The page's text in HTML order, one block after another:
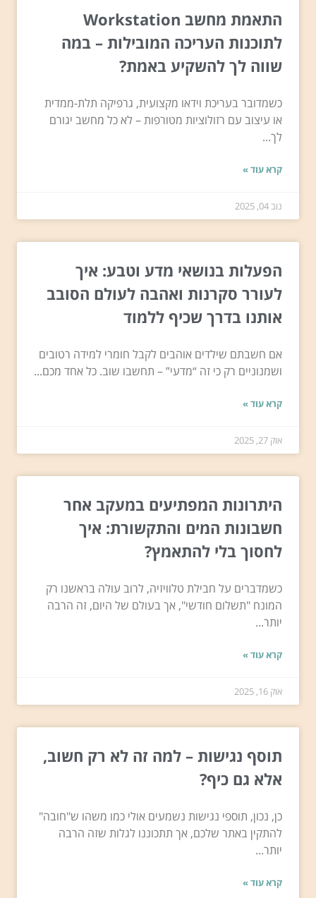
התאמת מחשב Workstation
לתוכנות העריכה המובילות – במה
שווה לך להשקיע באמת?
כשמדובר בעריכת וידאו מקצועית, גרפיקה תלת-ממדית
או עיצוב עם רזולוציות מטורפות – לא כל מחשב יגורם
לך...
קרא עוד »
נוב 04, 2025
הפעלות בנושאי מדע וטבע: איך
לעורר סקרנות ואהבה לעולם הסובב
אותנו בדרך שכיף ללמוד
אם חשבתם שילדים אוהבים לקבל חומרי למידה רטובים
ושמנוניים רק כי זה “מדעי” – תחשבו שוב. כל אחד מכם...
קרא עוד »
אוק 27, 2025
היתרונות המפתיעים במעקב אחר
חשבונות המים והתקשורת: איך
לחסוך בלי להתאמץ?
כשמדברים על חבילת טלוויזיה, לרוב עולה בראשנו רק
המונח "תשלום חודשי", אך בעולם של היום, זה הרבה
יותר...
קרא עוד »
אוק 16, 2025
תוסף נגישות – למה זה לא רק חשוב,
אלא גם כיף?
כן, נכון, תוספי נגישות נשמעים אולי כמו משהו ש"חובה"
להתקין באתר שלכם, אך תתכוננו לגלות שזה הרבה
יותר...
קרא עוד »